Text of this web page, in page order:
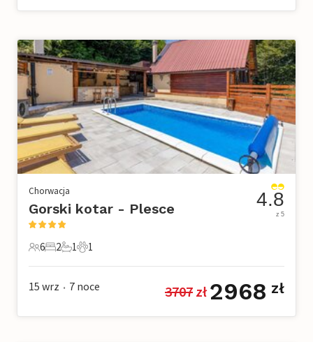
Chorwacja
Gorski kotar - Plesce
6 Goście
6
2 Sypialnie
2
1 Łazienka
1
1 Zwierzę domowe
1
4.8
z 5
15 wrz • 7 noce 3707 zł 2968 zł